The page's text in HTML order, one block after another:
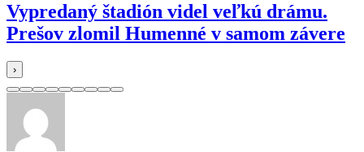
Vypredaný štadión videl veľkú drámu.
Prešov zlomil Humenné v samom závere
›